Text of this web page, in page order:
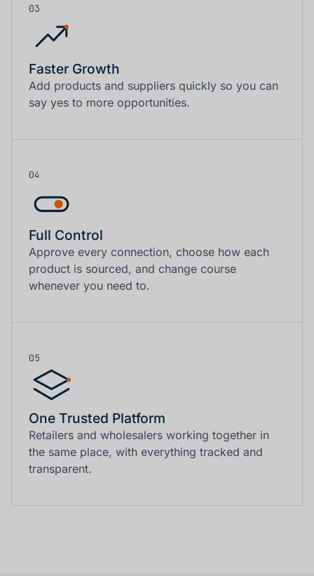
03
Faster Growth
Add products and suppliers quickly so you can
say yes to more opportunities.
04
Full Control
Approve every connection, choose how each
product is sourced, and change course
whenever you need to.
05
One Trusted Platform
Retailers and wholesalers working together in
the same place, with everything tracked and
transparent.